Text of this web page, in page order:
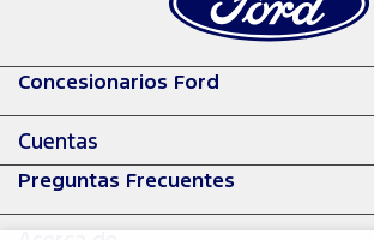
Concesionarios Ford
Cuentas
Preguntas Frecuentes